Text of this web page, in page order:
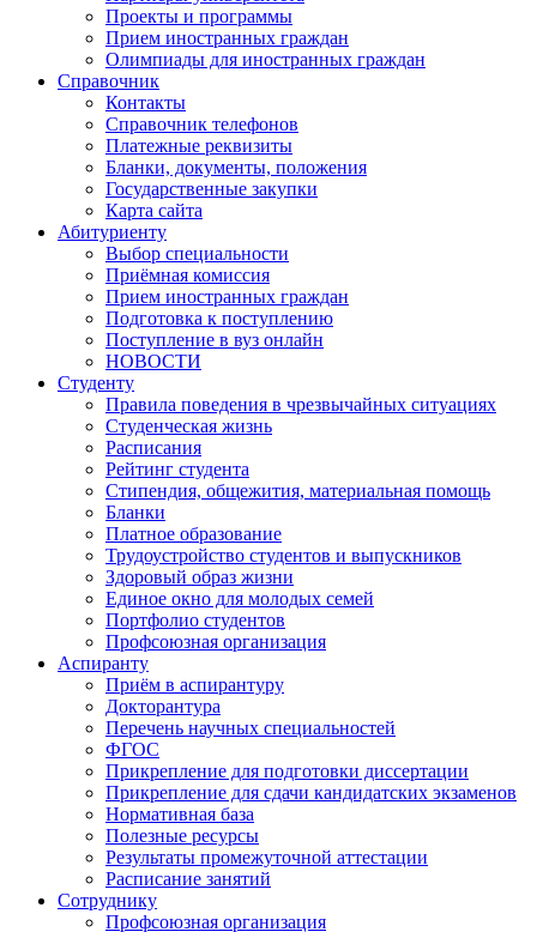
Проекты и программы
Прием иностранных граждан
Олимпиады для иностранных граждан
Справочник
Контакты
Справочник телефонов
Платежные реквизиты
Бланки, документы, положения
Государственные закупки
Карта сайта
Абитуриенту
Выбор специальности
Приёмная комиссия
Прием иностранных граждан
Подготовка к поступлению
Поступление в вуз онлайн
НОВОСТИ
Студенту
Правила поведения в чрезвычайных ситуациях
Студенческая жизнь
Расписания
Рейтинг студента
Стипендия, общежития, материальная помощь
Бланки
Платное образование
Трудоустройство студентов и выпускников
Здоровый образ жизни
Единое окно для молодых семей
Портфолио студентов
Профсоюзная организация
Аспиранту
Приём в аспирантуру
Докторантура
Перечень научных специальностей
ФГОС
Прикрепление для подготовки диссертации
Прикрепление для сдачи кандидатских экзаменов
Нормативная база
Полезные ресурсы
Результаты промежуточной аттестации
Расписание занятий
Сотруднику
Профсоюзная организация